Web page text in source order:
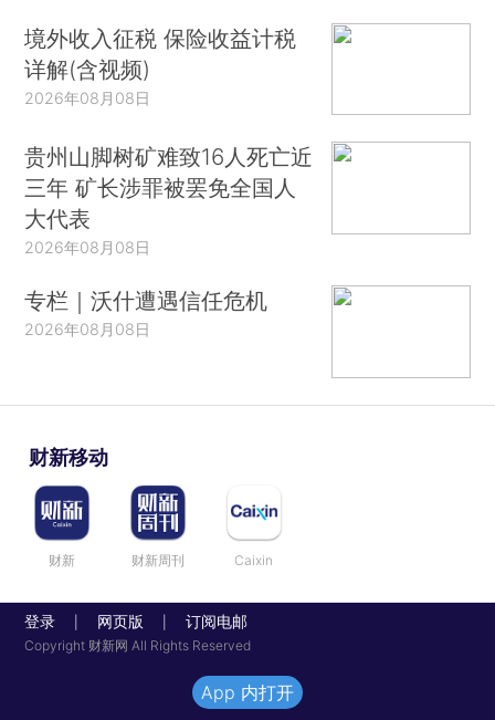
境外收入征税 保险收益计税
详解(含视频)
2026年08月08日
贵州山脚树矿难致16人死亡近
三年 矿长涉罪被罢免全国人
大代表
2026年08月08日
专栏｜沃什遭遇信任危机
2026年08月08日
财新移动
财新 财新周刊 Caixin
登录 网页版 订阅电邮
Copyright 财新网 All Rights Reserved
App 内打开